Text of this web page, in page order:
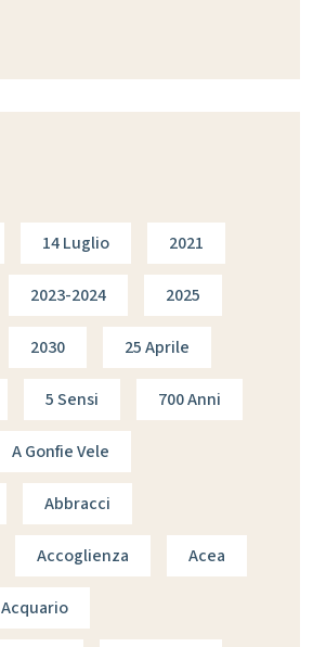
14 Luglio 2021
2023-2024 2025
2030 25 Aprile
5 Sensi 700 Anni
A Gonfie Vele
Abbracci
Accoglienza Acea
Acquario